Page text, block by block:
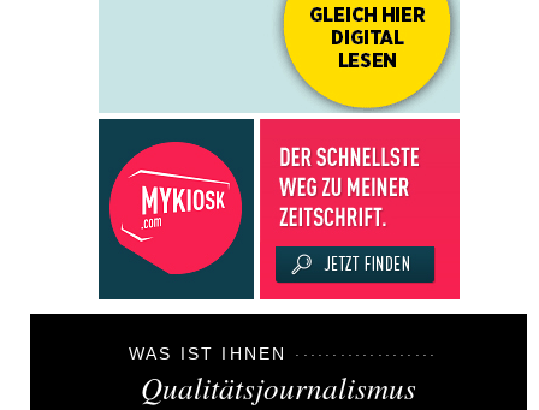
WAS IST IHNEN
Qualitätsjournalismus